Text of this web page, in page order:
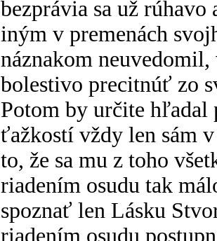
bezprávia sa už
iným v premenách
náznakom
bolestivo precitnúť zo
Potom by určite hľadal
ťažkostí vždy len sám
to, že sa mu z toho
riadením osudu tak
spoznať len Lásku
riadením osudu